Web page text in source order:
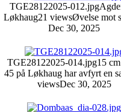
TGE28122025-012.jpg
Løkhaug21 viewsØvelse mot
Dec 30, 2025
TGE28122025-014.jpg15
45 på Løkhaug har avfyrt en
viewsDec 30, 2025